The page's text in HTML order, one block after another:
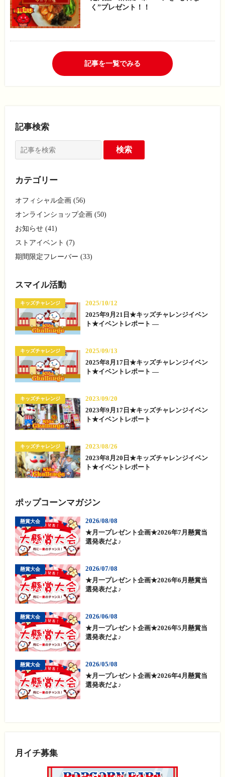
く”プレゼント！！
記事を一覧でみる
記事検索
カテゴリー
オフィシャル企画 (56)
オンラインショップ企画 (50)
お知らせ (41)
ストアイベント (7)
期間限定フレーバー (33)
スマイル活動
キッズチャレンジ
2025/10/12
2025年9月21日★キッズチャレンジイベン
ト★イベントレポート —
キッズチャレンジ
2025/09/13
2025年8月17日★キッズチャレンジイベン
ト★イベントレポート —
キッズチャレンジ
2023/09/20
2023年9月17日★キッズチャレンジイベン
ト★イベントレポート
キッズチャレンジ
2023/08/26
2023年8月20日★キッズチャレンジイベン
ト★イベントレポート
ポップコーンマガジン
懸賞大会
2026/08/08
★月一プレゼント企画★2026年7月懸賞当
選発表だよ♪
懸賞大会
2026/07/08
★月一プレゼント企画★2026年6月懸賞当
選発表だよ♪
懸賞大会
2026/06/08
★月一プレゼント企画★2026年5月懸賞当
選発表だよ♪
懸賞大会
2026/05/08
★月一プレゼント企画★2026年4月懸賞当
選発表だよ♪
月イチ募集